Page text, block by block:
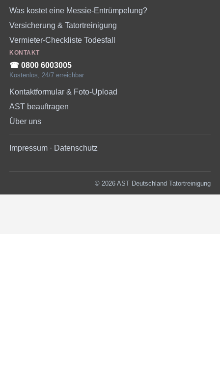
Was kostet eine Messie-Entrümpelung?
Versicherung & Tatortreinigung
Vermieter-Checkliste Todesfall
KONTAKT
☎︎ 0800 6003005
Kostenlos, 24/7 erreichbar
Kontaktformular & Foto-Upload
AST beauftragen
Über uns
Impressum · Datenschutz
© 2026 AST Deutschland Tatortreinigung